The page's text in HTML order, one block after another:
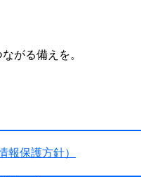
がる備えを。
報保護方針）